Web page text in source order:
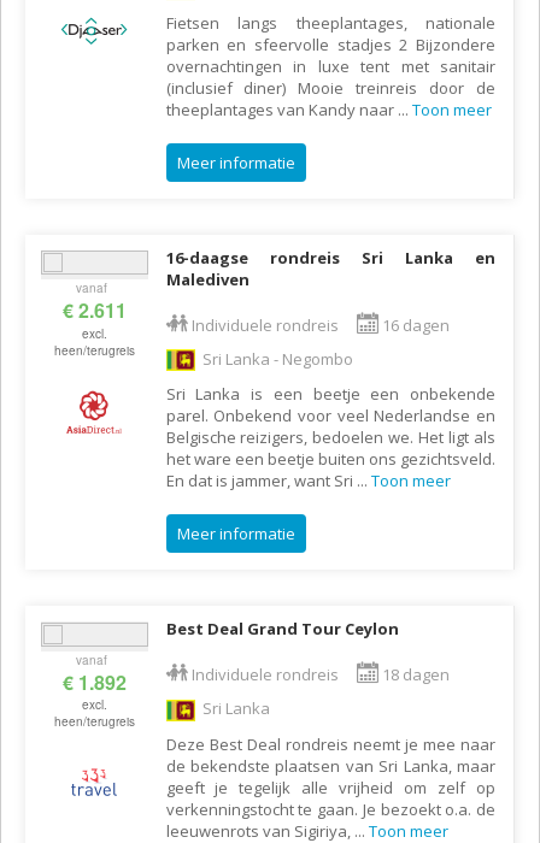
Fietsen langs theeplantages, nationale
parken en sfeervolle stadjes 2 Bijzondere
overnachtingen in luxe tent met sanitair
(inclusief diner) Mooie treinreis door de
theeplantages van Kandy naar ... Toon meer
Meer informatie
vanaf
€ 2.611
excl.
heen/terugreis
16-daagse rondreis Sri Lanka en
Malediven
Individuele rondreis
16 dagen
Sri Lanka - Negombo
Sri Lanka is een beetje een onbekende
parel. Onbekend voor veel Nederlandse en
Belgische reizigers, bedoelen we. Het ligt als
het ware een beetje buiten ons gezichtsveld.
En dat is jammer, want Sri ... Toon meer
Meer informatie
vanaf
€ 1.892
excl.
heen/terugreis
Best Deal Grand Tour Ceylon
Individuele rondreis
18 dagen
Sri Lanka
Deze Best Deal rondreis neemt je mee naar
de bekendste plaatsen van Sri Lanka, maar
geeft je tegelijk alle vrijheid om zelf op
verkenningstocht te gaan. Je bezoekt o.a. de
leeuwenrots van Sigiriya, ... Toon meer